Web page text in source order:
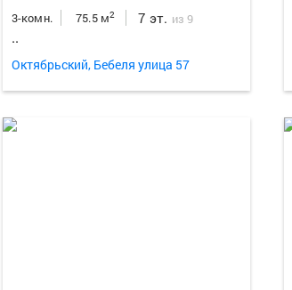
3-комн. 75.5 м2 7 эт. из 9
..
Октябрьский, Бебеля улица 57